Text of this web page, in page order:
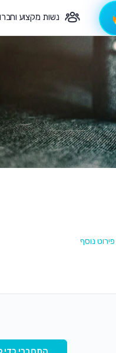
נשות מקצוע
פירוט נוסף